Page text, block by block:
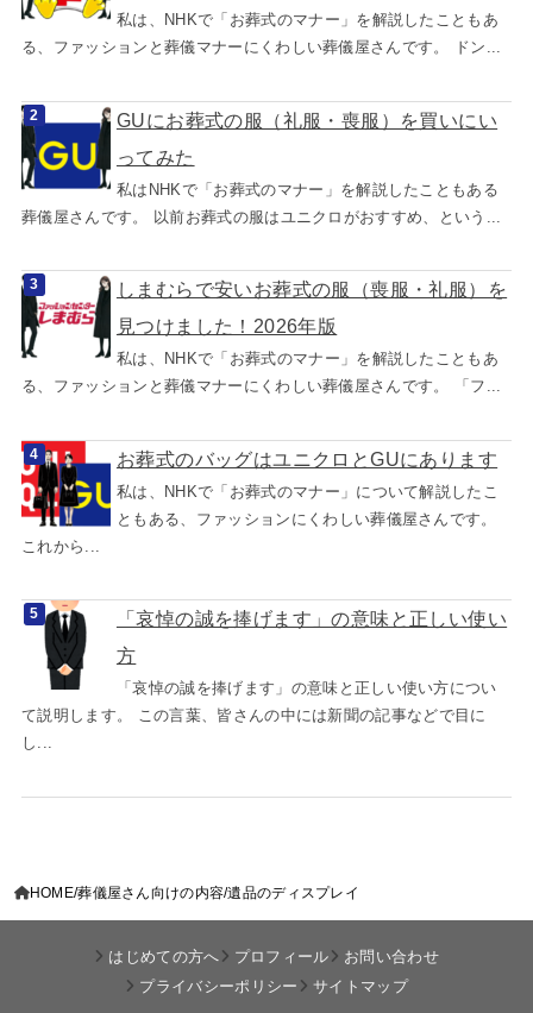
私は、NHKで「お葬式のマナー」を解説したこともあ
る、ファッションと葬儀マナーにくわしい葬儀屋さんです。 ドン...
GUにお葬式の服（礼服・喪服）を買いにい
ってみた
私はNHKで「お葬式のマナー」を解説したこともある
葬儀屋さんです。 以前お葬式の服はユニクロがおすすめ、という...
しまむらで安いお葬式の服（喪服・礼服）を
見つけました！2026年版
私は、NHKで「お葬式のマナー」を解説したこともあ
る、ファッションと葬儀マナーにくわしい葬儀屋さんです。 「フ...
お葬式のバッグはユニクロとGUにあります
私は、NHKで「お葬式のマナー」について解説したこ
ともある、ファッションにくわしい葬儀屋さんです。
これから...
「哀悼の誠を捧げます」の意味と正しい使い
方
「哀悼の誠を捧げます」の意味と正しい使い方につい
て説明します。 この言葉、皆さんの中には新聞の記事などで目に
し...
HOME 葬儀屋さん向けの内容 遺品のディスプレイ
はじめての方へ プロフィール
お問い合わせ
プライバシーポリシー
サイトマップ